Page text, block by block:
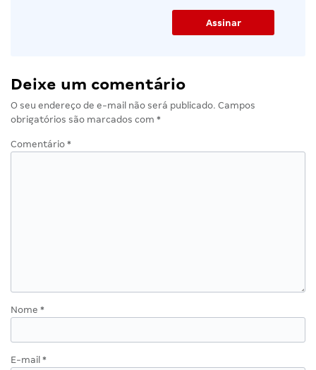
Deixe um comentário
O seu endereço de e-mail não será publicado. Campos
obrigatórios são marcados com *
Comentário *
Nome *
E-mail *